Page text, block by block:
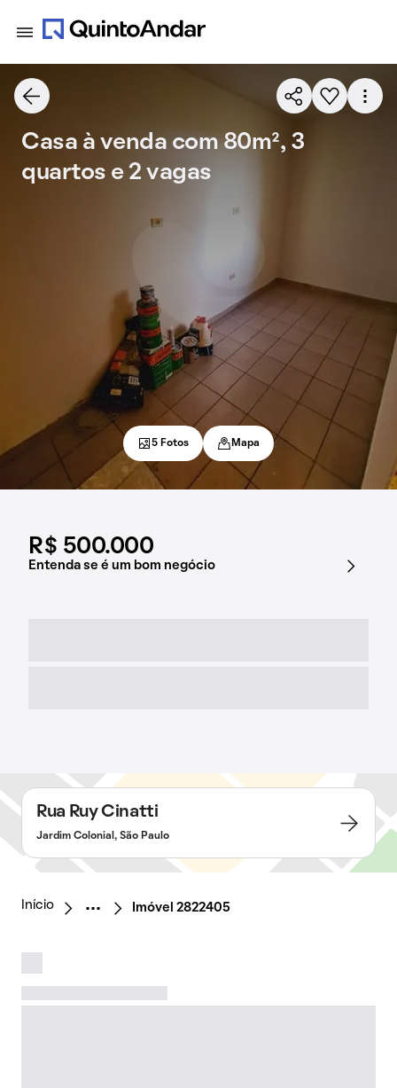
R$ 500.000
Entenda se é um bom negócio
Casa à venda com 80m², 3
quartos e 2 vagas
5 Fotos Mapa
Rua Ruy Cinatti
Jardim Colonial, São Paulo
Início Imóvel 2822405